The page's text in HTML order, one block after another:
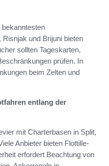
und Brijuni bieten
sollten Tageskarten,
prüfen. In
beim Zelten und
entlang der
mit Charterbasen in Split,
Anbieter bieten Flottille-
erfordert Beachtung von